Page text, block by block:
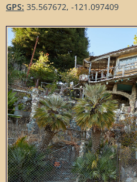
GPS: 35.567672, -121.097409